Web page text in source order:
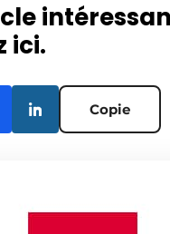
ici.
Copie